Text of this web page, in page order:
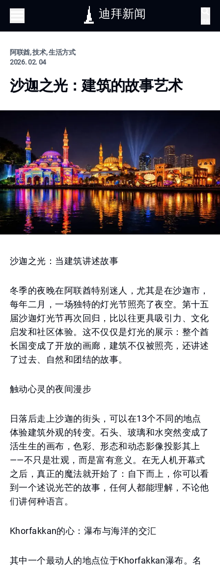
迪拜新闻
阿联酋, 技术, 生活方式
2026. 02. 04
沙迦之光：建筑的故事艺术
沙迦之光：当建筑讲述故事
冬季的夜晚在阿联酋特别迷人，尤其是在沙迦市，
每年二月，一场独特的灯光节照亮了夜空。第十五
届沙迦灯光节再次回归，比以往更具吸引力、文化
启发和社区体验。这不仅仅是灯光的展示：整个酋
长国变成了开放的画廊，建筑不仅被照亮，还讲述
了过去、自然和团结的故事。
触动心灵的夜间漫步
日落后走上沙迦的街头，可以在13个不同的地点
体验建筑外观的转变。石头、玻璃和水突然变成了
活生生的画布，色彩、形态和动态影像投影其上
——不只是壮观，而是富有意义。在无人机开幕式
之后，真正的魔法就开始了：自下而上，你可以看
到一个述说光芒的故事，任何人都能理解，不论他
们讲何种语言。
Khorfakkan的心：瀑布与海洋的交汇
其中一个最动人的地点位于Khorfakkan瀑布。名